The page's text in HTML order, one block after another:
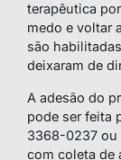
terapêutica
medo e voltar
são
deixaram de
A adesão do
pode ser feita
3368-0237
com coleta de